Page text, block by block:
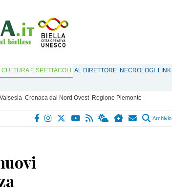
CULTURA E SPETTACOLI AL DIRETTORE NECROLOGI
LINK
Valsesia Cronaca dal Nord Ovest Regione Piemonte
Archivio